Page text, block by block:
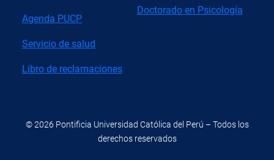
Agenda PUCP
Servicio de salud
Libro de reclamaciones
Doctorado en Psicología
© 2026 Pontificia Universidad Católica del Perú – Todos los
derechos reservados